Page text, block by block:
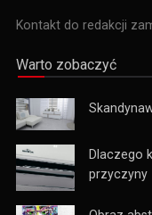
Kontakt do redakcji
Warto zobaczyć
Dlaczego
przyczyny